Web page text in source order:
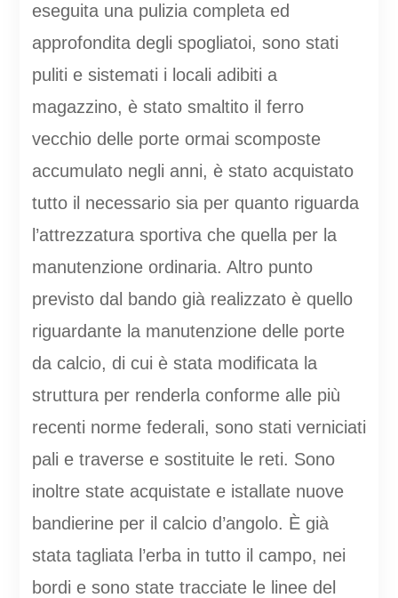
eseguita una pulizia completa ed
approfondita degli spogliatoi, sono stati
puliti e sistemati i locali adibiti a
magazzino, è stato smaltito il ferro
vecchio delle porte ormai scomposte
accumulato negli anni, è stato acquistato
tutto il necessario sia per quanto riguarda
l’attrezzatura sportiva che quella per la
manutenzione ordinaria. Altro punto
previsto dal bando già realizzato è quello
riguardante la manutenzione delle porte
da calcio, di cui è stata modificata la
struttura per renderla conforme alle più
recenti norme federali, sono stati verniciati
pali e traverse e sostituite le reti. Sono
inoltre state acquistate e istallate nuove
bandierine per il calcio d’angolo. È già
stata tagliata l’erba in tutto il campo, nei
bordi e sono state tracciate le linee del